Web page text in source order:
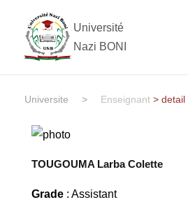
Université
Nazi BONI
Universite > Enseignant > detail
TOUGOUMA Larba Colette
Grade: Assistant